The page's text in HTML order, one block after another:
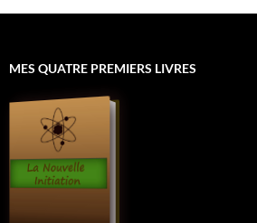
MES QUATRE PREMIERS LIVRES